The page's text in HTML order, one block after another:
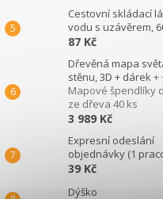
Cestovní skládací
vodu s uzávěrem,
87 Kč
Dřevěná mapa
stěnu, 3D + dárek+
Mapové špendlíky
ze dřeva 40 ks
3 989 Kč
Expresní odeslání
objednávky (1
39 Kč
Dýško